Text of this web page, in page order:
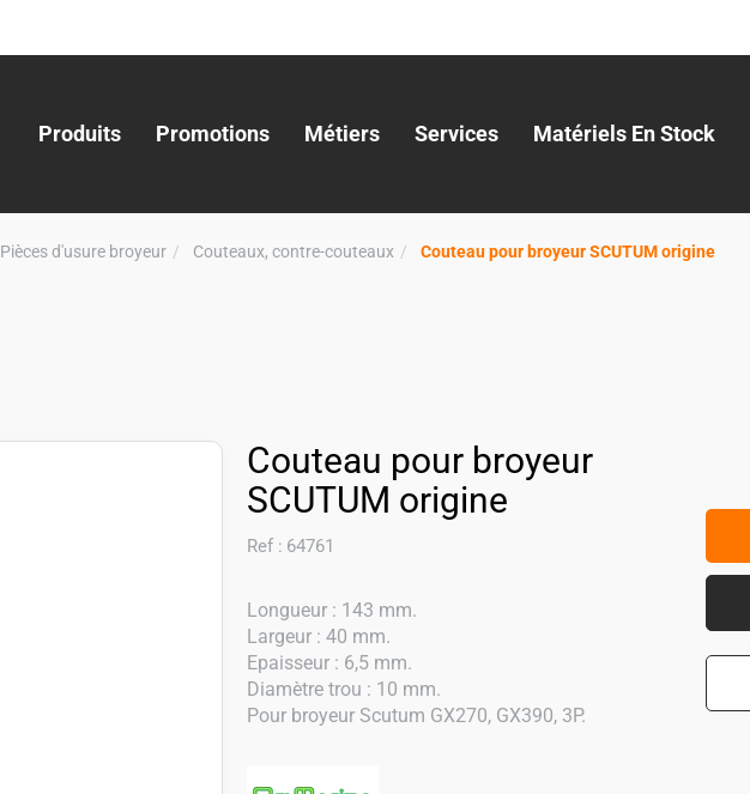
Produits Promotions Métiers Services Matériels En Stock
Pièces d'usure broyeur Couteaux, contre-couteaux Couteau pour broyeur SCUTUM origine
Couteau pour broyeur
SCUTUM origine
Ref : 64761
Longueur : 143 mm.
Largeur : 40 mm.
Epaisseur : 6,5 mm.
Diamètre trou : 10 mm.
Pour broyeur Scutum GX270, GX390, 3P.